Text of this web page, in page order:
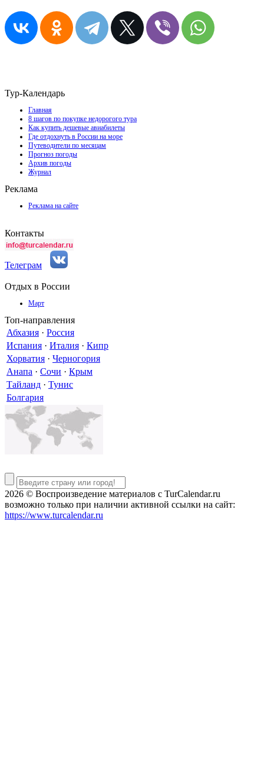
Тур-Календарь
Главная
8 шагов по покупке недорогого тура
Как купить дешевые авиабилеты
Где отдохнуть в России на море
Путеводители по месяцам
Прогноз погоды
Архив погоды
Журнал
Реклама
Реклама на сайте
Контакты
Телеграм
Отдых в России
Март
Топ-направления
Абхазия · Россия
Испания · Италия · Кипр
Хорватия · Черногория
Анапа · Сочи · Крым
Тайланд · Тунис
Болгария
2026 © Воспроизведение материалов c TurCalendar.ru
возможно только при наличии активной ссылки на сайт:
https://www.turcalendar.ru